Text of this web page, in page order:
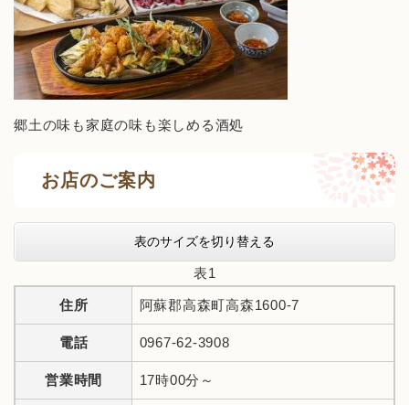
郷土の味も家庭の味も楽しめる酒処
お店のご案内
表のサイズを切り替える
表1
住所 阿蘇郡高森町高森1600-7
電話 0967-62-3908
営業時間 17時00分～